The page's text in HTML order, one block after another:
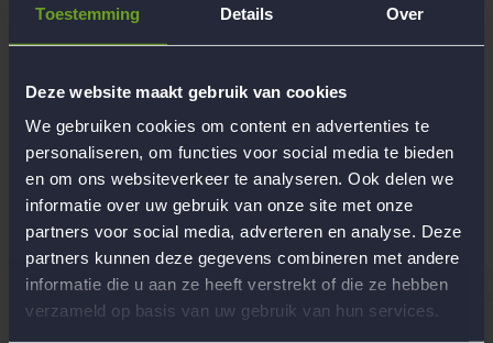
Toestemming Details Over
Deze website maakt gebruik van cookies
We gebruiken cookies om content en advertenties te
personaliseren, om functies voor social media te bieden
en om ons websiteverkeer te analyseren. Ook delen we
informatie over uw gebruik van onze site met onze
partners voor social media, adverteren en analyse. Deze
partners kunnen deze gegevens combineren met andere
informatie die u aan ze heeft verstrekt of die ze hebben
verzameld op basis van uw gebruik van hun services.
kust, 12-Daagse genietreis naar het Gasteinertal, Oostenrijk,
Daagse reis naar het subtropische bloemeneiland Madeira,
Persoonlijke reiservaring
en Europa
Begeleiding
Hoofdkantoor Flow Reizen
Contact